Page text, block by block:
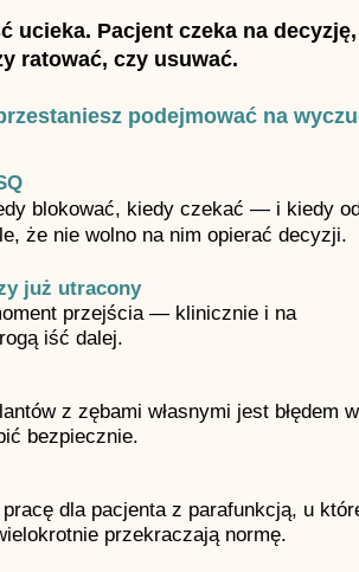
blokować, kiedy czekać — i kiedy
że nie wolno na nim opierać decyzji.
już utracony
przejścia — klinicznie i na
iść dalej.
z zębami własnymi jest błędem
bezpiecznie.
dla pacjenta z parafunkcją, u
przekraczają normę.
ucieka. Pacjent czeka na decyzję,
ratować, czy usuwać.
podejmować na